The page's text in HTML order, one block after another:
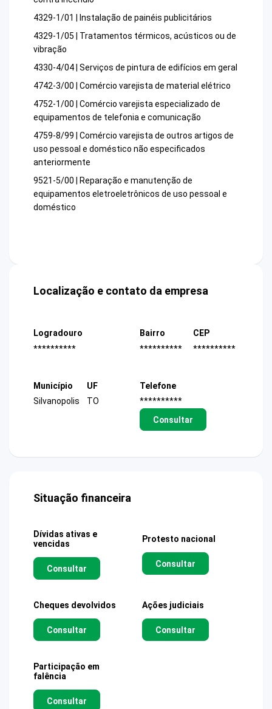
4329-1/01 | Instalação de painéis publicitários
4329-1/05 | Tratamentos térmicos, acústicos ou de
vibração
4330-4/04 | Serviços de pintura de edifícios em geral
4742-3/00 | Comércio varejista de material elétrico
4752-1/00 | Comércio varejista especializado de
equipamentos de telefonia e comunicação
4759-8/99 | Comércio varejista de outros artigos de
uso pessoal e doméstico não especificados
anteriormente
9521-5/00 | Reparação e manutenção de
equipamentos eletroeletrônicos de uso pessoal e
doméstico
Localização e contato da empresa
Logradouro
**********
Bairro
**********
CEP
**********
Município
Silvanopolis
UF
TO
Telefone
**********
Consultar
Situação financeira
Dívidas ativas e
vencidas
Consultar
Protesto nacional
Consultar
Cheques devolvidos
Consultar
Ações judiciais
Consultar
Participação em
falência
Consultar